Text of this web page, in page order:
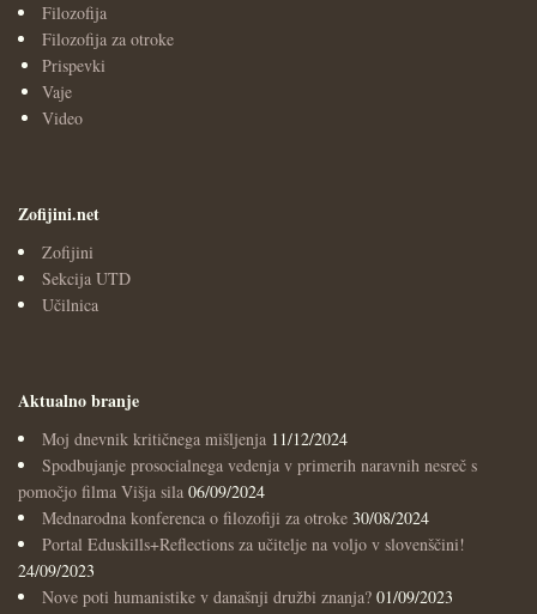
Filozofija
Filozofija za otroke
Prispevki
Vaje
Video
Zofijini.net
Zofijini
Sekcija UTD
Učilnica
Aktualno branje
Moj dnevnik kritičnega mišljenja 11/12/2024
Spodbujanje prosocialnega vedenja v primerih naravnih nesreč s
pomočjo filma Višja sila 06/09/2024
Mednarodna konferenca o filozofiji za otroke 30/08/2024
Portal Eduskills+Reflections za učitelje na voljo v slovenščini!
24/09/2023
Nove poti humanistike v današnji družbi znanja? 01/09/2023